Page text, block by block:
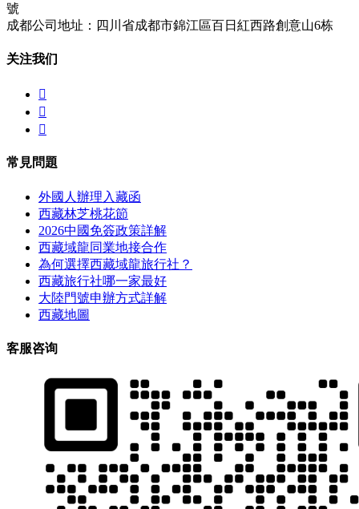
號
成都公司地址：四川省成都市錦江區百日紅西路創意山6栋
关注我们



常見問題
外國人辦理入藏函
西藏林芝桃花節
2026中國免簽政策詳解
西藏域龍同業地接合作
為何選擇西藏域龍旅行社？
西藏旅行社哪一家最好
大陸門號申辦方式詳解
西藏地圖
客服咨询